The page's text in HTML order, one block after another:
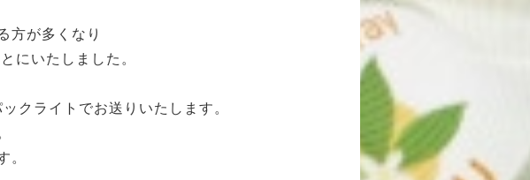
方が多くなり
にいたしました。
クライトでお送りいたします。